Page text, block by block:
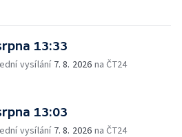
13:33
vysílání 7. 8. 2026 na ČT24
13:03
vysílání 7. 8. 2026 na ČT24